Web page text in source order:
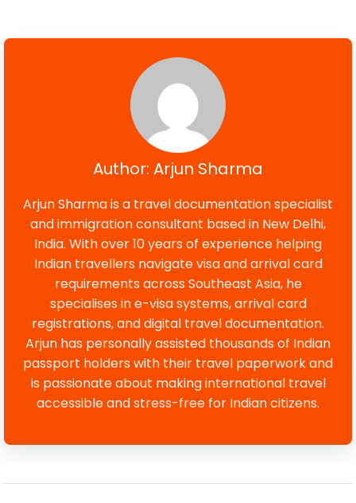
Author: Arjun Sharma
Arjun Sharma is a travel documentation specialist
and immigration consultant based in New Delhi,
India. With over 10 years of experience helping
Indian travellers navigate visa and arrival card
requirements across Southeast Asia, he
specialises in e-visa systems, arrival card
registrations, and digital travel documentation.
Arjun has personally assisted thousands of Indian
passport holders with their travel paperwork and
is passionate about making international travel
accessible and stress-free for Indian citizens.